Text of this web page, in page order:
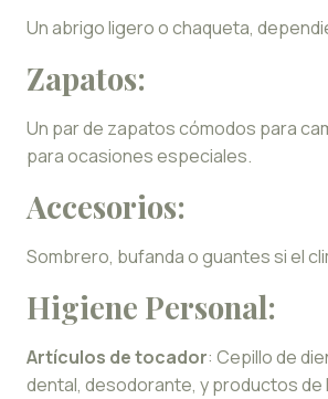
Un abrigo ligero o chaqueta,
Zapatos:
Un par de zapatos cómodos para
para ocasiones especiales.
Accesorios:
Sombrero, bufanda o guantes si el
Higiene Personal:
Artículos de tocador: Cepillo de
dental, desodorante, y productos de